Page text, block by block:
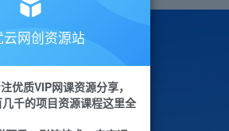
小红书 短视频
云网创资源站
优质VIP网课资源分享，
千的项目资源课程这里全